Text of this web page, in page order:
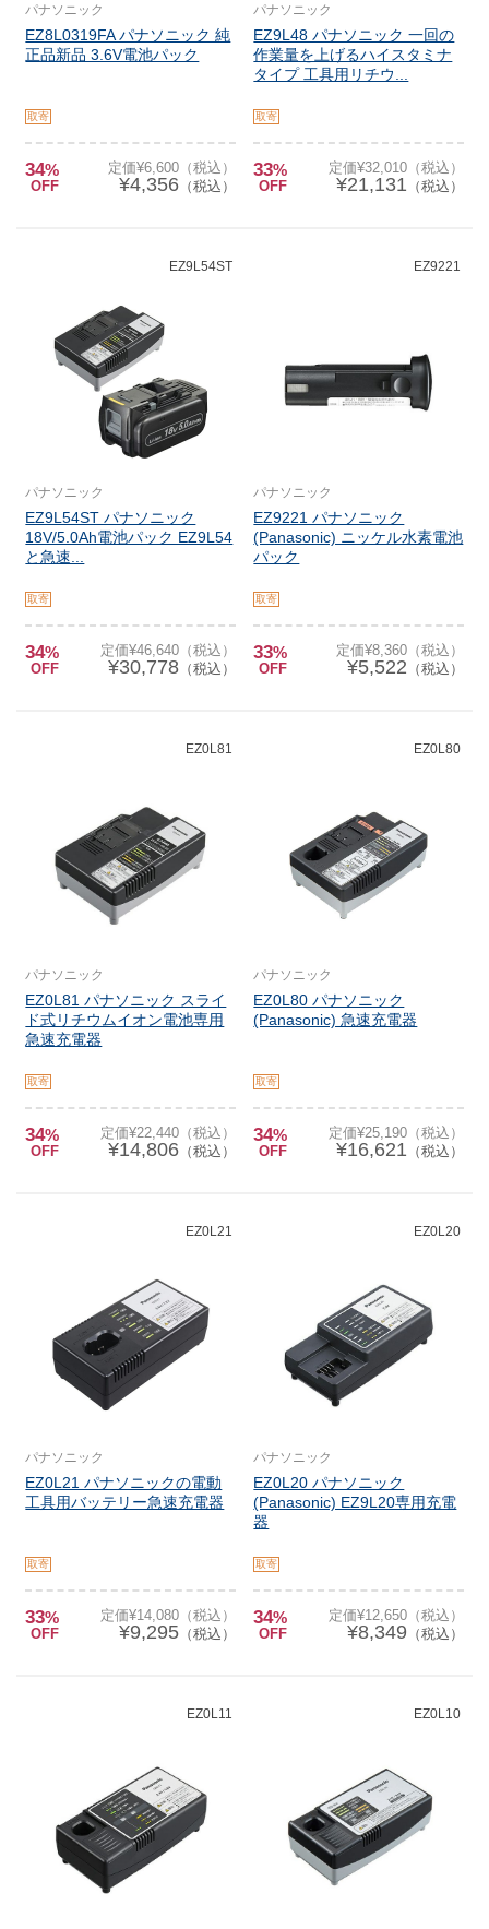
パナソニック
EZ8L0319FA パナソニック 純
正品新品 3.6V電池パック
取寄
34%
OFF
定価¥6,600（税込）
¥4,356（税込）
パナソニック
EZ9L48 パナソニック 一回の
作業量を上げるハイスタミナ
タイプ 工具用リチウ...
取寄
33%
OFF
定価¥32,010（税込）
¥21,131 （税込）
EZ9L54ST
パナソニック
EZ9L54ST パナソニック
18V/5.0Ah電池パック EZ9L54
と急速...
取寄
34%
OFF
定価¥46,640（税込）
¥30,778（税込）
EZ9221
パナソニック
EZ9221 パナソニック
(Panasonic) ニッケル水素電池
パック
取寄
33%
OFF
定価¥8,360（税込）
¥5,522 （税込）
EZ0L81
パナソニック
EZ0L81 パナソニック スライ
ド式リチウムイオン電池専用
急速充電器
取寄
34%
OFF
定価¥22,440（税込）
¥14,806（税込）
EZ0L80
パナソニック
EZ0L80 パナソニック
(Panasonic) 急速充電器
取寄
34%
OFF
定価¥25,190（税込）
¥16,621 （税込）
EZ0L21
パナソニック
EZ0L21 パナソニックの電動
工具用バッテリー急速充電器
取寄
33%
OFF
定価¥14,080（税込）
¥9,295（税込）
EZ0L20
パナソニック
EZ0L20 パナソニック
(Panasonic) EZ9L20専用充電
器
取寄
34%
OFF
定価¥12,650（税込）
¥8,349 （税込）
EZ0L11 EZ0L10